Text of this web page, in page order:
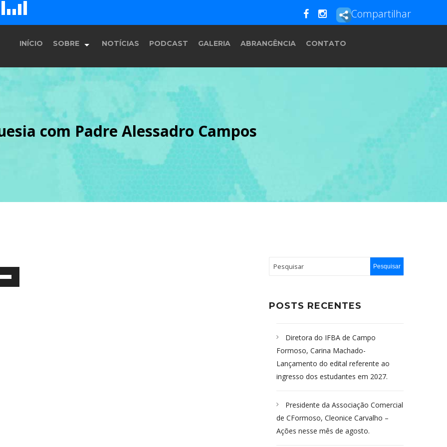
D
E F G
H
Compartilhar
INÍCIO SOBRE
História
Equipe
Programação
NOTÍCIAS PODCAST GALERIA ABRANGÊNCIA CONTATO
com Padre Alessadro Campos
POSTS RECENTES
Diretora do IFBA de Campo
Formoso, Carina Machado-
Lançamento do edital referente ao
ingresso dos estudantes em 2027.
Presidente da Associação Comercial
de CFormoso, Cleonice Carvalho –
Ações nesse mês de agosto.